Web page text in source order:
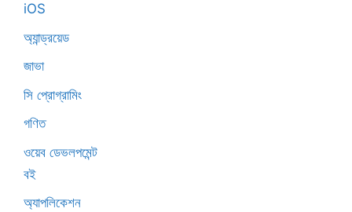
iOS
অ্যান্ড্রয়েড
জাভা
সি প্রোগ্রামিং
গণিত
ওয়েব ডেভলপমেন্ট
বই
অ্যাপলিকেশন